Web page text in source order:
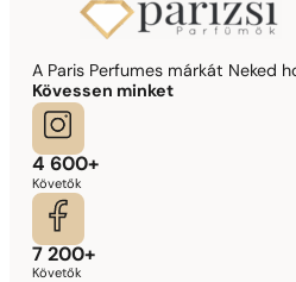
A Paris Perfumes márkát Neked
Kövessen minket
4 600+
Követők
7 200+
Követők